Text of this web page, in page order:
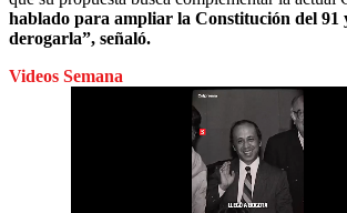
hablado para ampliar la Constitución del 91
derogarla”, señaló.
Videos Semana